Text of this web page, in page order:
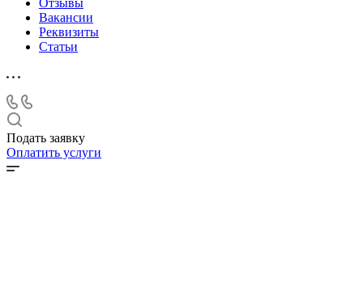
Отзывы
Вакансии
Реквизиты
Статьи
Подать заявку
Оплатить услуги